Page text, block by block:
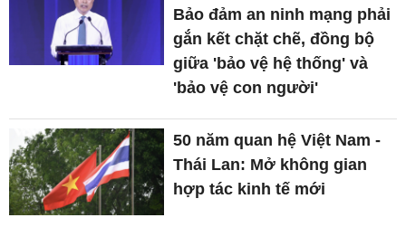
Bảo đảm an ninh mạng phải
gắn kết chặt chẽ, đồng bộ
giữa 'bảo vệ hệ thống' và
'bảo vệ con người'
50 năm quan hệ Việt Nam -
Thái Lan: Mở không gian
hợp tác kinh tế mới